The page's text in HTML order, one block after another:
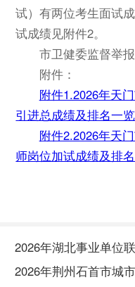
试）有两位考生面试
试成绩见附件2。
市卫健委监督举
附件：
附件1.2026年天
引进总成绩及排名一
附件2.2026年天
师岗位加试成绩及排
2026年湖北事业单位